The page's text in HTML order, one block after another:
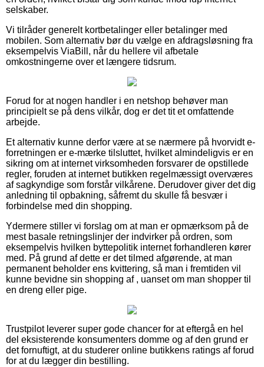
selskaber.
Vi tilråder generelt kortbetalinger eller betalinger med
mobilen. Som alternativ bør du vælge en afdragsløsning fra
eksempelvis ViaBill, når du hellere vil afbetale
omkostningerne over et længere tidsrum.
Forud for at nogen handler i en netshop behøver man
principielt se på dens vilkår, dog er det tit et omfattende
arbejde.
Et alternativ kunne derfor være at se nærmere på hvorvidt e-
forretningen er e-mærke tilsluttet, hvilket almindeligvis er en
sikring om at internet virksomheden forsvarer de opstillede
regler, foruden at internet butikken regelmæssigt overværes
af sagkyndige som forstår vilkårene. Derudover giver det dig
anledning til opbakning, såfremt du skulle få besvær i
forbindelse med din shopping.
Ydermere stiller vi forslag om at man er opmærksom på de
mest basale retningslinjer der indvirker på ordren, som
eksempelvis hvilken byttepolitik internet forhandleren kører
med. På grund af dette er det tilmed afgørende, at man
permanent beholder ens kvittering, så man i fremtiden vil
kunne bevidne sin shopping af , uanset om man shopper til
en dreng eller pige.
Trustpilot leverer super gode chancer for at eftergå en hel
del eksisterende konsumenters domme og af den grund er
det fornuftigt, at du studerer online butikkens ratings af forud
for at du lægger din bestilling.